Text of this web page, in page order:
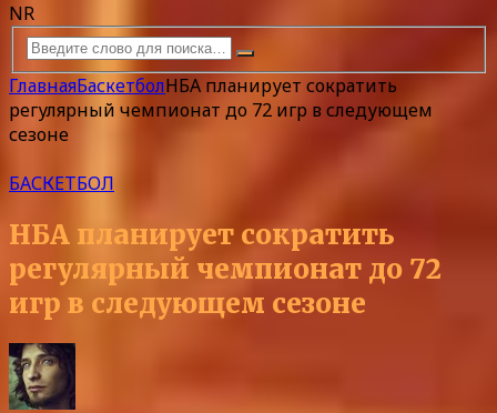
NR
ГлавнаяБаскетболНБА планирует сократить
регулярный чемпионат до 72 игр в следующем
сезоне
БАСКЕТБОЛ
НБА планирует сократить
регулярный чемпионат до 72
игр в следующем сезоне